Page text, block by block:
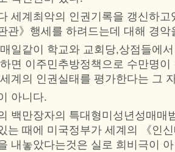
세계최악의 인권기록을 갱신하
관》행세를 하려드는데 대해 경악
일같이 학교와 교회당,상점들에
면 이주민추방정책으로 수만명
계의 인권실태를 평가한다는 그
아니다.
백만장자의 특대형미성년성매매
는 때에 미국정부가 세계의 《인
내놓았다는것은 실로 희비극이